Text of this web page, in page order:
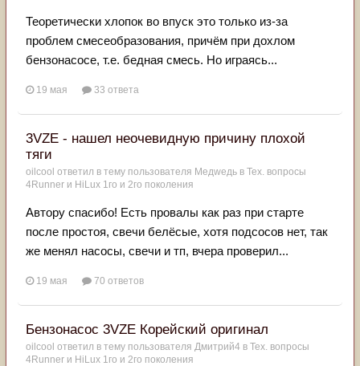
Теоретически хлопок во впуск это только из-за
проблем смесеобразования, причём при дохлом
бензонасосе, т.е. бедная смесь. Но играясь...
19 мая 33 ответа
3VZE - нашел неочевидную причину плохой
тяги
oilcool ответил в тему пользователя Медwедь в Тех. вопросы
4Runner и HiLux 1го и 2го поколения
Автору спасибо! Есть провалы как раз при старте
после простоя, свечи белёсые, хотя подсосов нет, так
же менял насосы, свечи и тп, вчера проверил...
19 мая 70 ответов
Бензонасос 3VZE Корейский оригинал
oilcool ответил в тему пользователя Дмитрий4 в Тех. вопросы
4Runner и HiLux 1го и 2го поколения